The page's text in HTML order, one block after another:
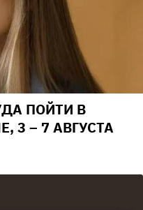
ПОЙТИ В
3 – 7 АВГУСТА